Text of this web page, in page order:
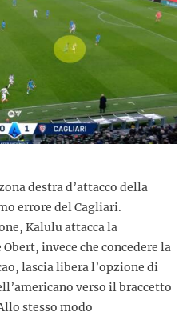
destra d’attacco della
errore del Cagliari.
Kalulu attacca la
invece che concedere la
lascia libera l’opzione di
verso il braccetto
stesso modo